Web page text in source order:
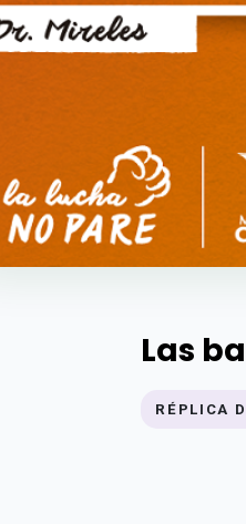
Las
RÉPLICA